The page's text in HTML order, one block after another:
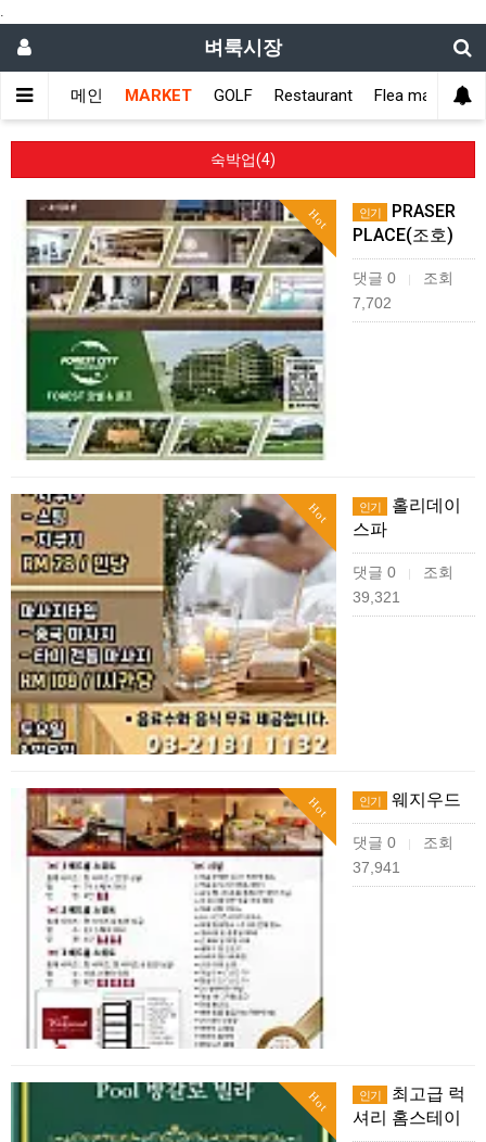
.
벼룩시장
메인 MARKET GOLF Restaurant Flea market
숙박업(4)
Hot 인기
PRASER
PLACE(조호)
댓글 0 |
조회
7,702
Hot 인기
홀리데이
스파
댓글 0 |
조회
39,321
Hot 인기 웨지우드
댓글 0 |
조회
37,941
Hot 인기
최고급 럭
셔리 홈스테이